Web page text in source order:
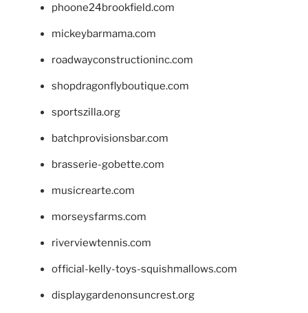
phoone24brookfield.com
mickeybarmama.com
roadwayconstructioninc.com
shopdragonflyboutique.com
sportszilla.org
batchprovisionsbar.com
brasserie-gobette.com
musicrearte.com
morseysfarms.com
riverviewtennis.com
official-kelly-toys-squishmallows.com
displaygardenonsuncrest.org